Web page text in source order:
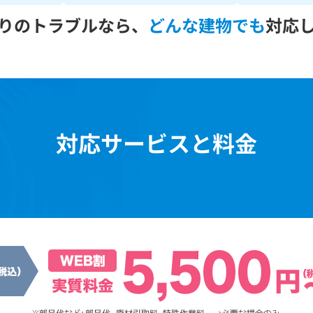
のトラブルなら、 どんな建物でも対応
対応サービスと料金